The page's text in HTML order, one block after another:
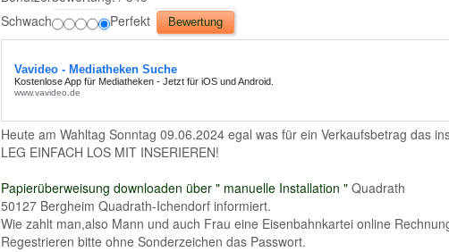
Schwach
Perfekt
Heute am Wahltag Sonntag 09.06.2024 egal was für ein Verkaufsbetrag das
LEG EINFACH LOS MIT INSERIEREN!
Papierüberweisung downloaden über " manuelle Installation "Quadrath
50127 Bergheim Quadrath-Ichendorf informiert.
Wie zahlt man,also Mann und auch Frau eine Eisenbahnkartei online
Regestrieren bitte ohne Sonderzeichen das Passwort.